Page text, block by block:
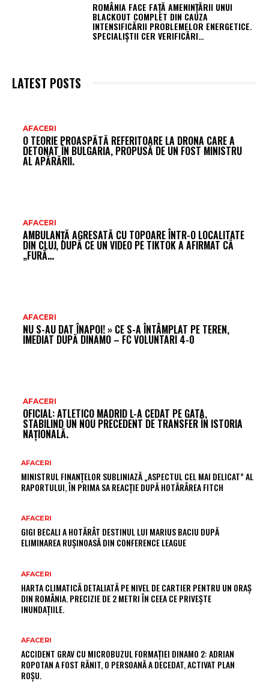
ROMÂNIA FACE FAȚĂ AMENINȚĂRII UNUI
BLACKOUT COMPLET DIN CAUZA
INTENSIFICĂRII PROBLEMELOR ENERGETICE.
SPECIALIȘTII CER VERIFICĂRI…
LATEST POSTS
AFACERI
O TEORIE PROASPĂTĂ REFERITOARE LA DRONA CARE A
DETONAT ÎN BULGARIA, PROPUSĂ DE UN FOST MINISTRU
AL APĂRĂRII.
AFACERI
AMBULANȚĂ AGRESATĂ CU TOPOARE ÎNTR-O LOCALITATE
DIN CLUJ, DUPĂ CE UN VIDEO PE TIKTOK A AFIRMAT CĂ
„FURĂ…
AFACERI
NU S-AU DAT ÎNAPOI! » CE S-A ÎNTÂMPLAT PE TEREN,
IMEDIAT DUPĂ DINAMO – FC VOLUNTARI 4-0
AFACERI
OFICIAL: ATLETICO MADRID L-A CEDAT PE GATA,
STABILIND UN NOU PRECEDENT DE TRANSFER ÎN ISTORIA
NAȚIONALĂ.
AFACERI
MINISTRUL FINANȚELOR SUBLINIAZĂ „ASPECTUL CEL MAI DELICAT” AL
RAPORTULUI, ÎN PRIMA SA REACȚIE DUPĂ HOTĂRÂREA FITCH
AFACERI
GIGI BECALI A HOTĂRÂT DESTINUL LUI MARIUS BACIU DUPĂ
ELIMINAREA RUȘINOASĂ DIN CONFERENCE LEAGUE
AFACERI
HARTA CLIMATICĂ DETALIATĂ PE NIVEL DE CARTIER PENTRU UN ORAȘ
DIN ROMÂNIA. PRECIZIE DE 2 METRI ÎN CEEA CE PRIVEȘTE
INUNDAȚIILE.
AFACERI
ACCIDENT GRAV CU MICROBUZUL FORMAȚIEI DINAMO 2: ADRIAN
ROPOTAN A FOST RĂNIT, O PERSOANĂ A DECEDAT, ACTIVAT PLAN
ROȘU.